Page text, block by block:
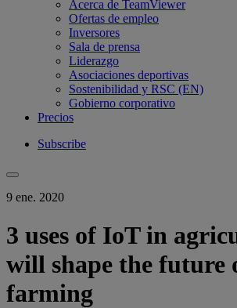
Acerca de TeamViewer
Ofertas de empleo
Inversores
Sala de prensa
Liderazgo
Asociaciones deportivas
Sostenibilidad y RSC (EN)
Gobierno corporativo
Precios
Subscribe
9 ene. 2020
3 uses of IoT in
will shape the future
farming